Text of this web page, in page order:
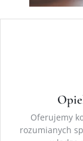
Oferujemy
rozumianych